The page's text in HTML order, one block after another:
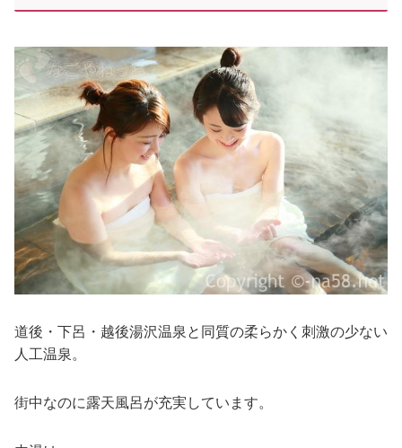
道後・下呂・越後湯沢温泉と同質の柔らかく刺激の少ない
人工温泉 。
街中なのに露天風呂が充実しています。